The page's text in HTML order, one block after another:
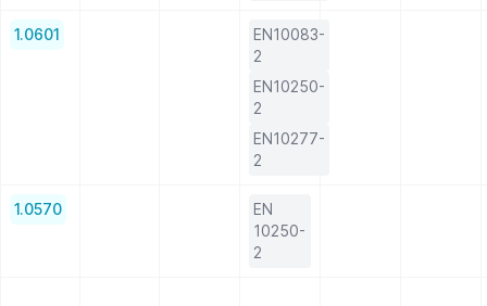
1.0601
EN10083-
2
EN10250-
2
EN10277-
2
1.0570
EN
10250-
2